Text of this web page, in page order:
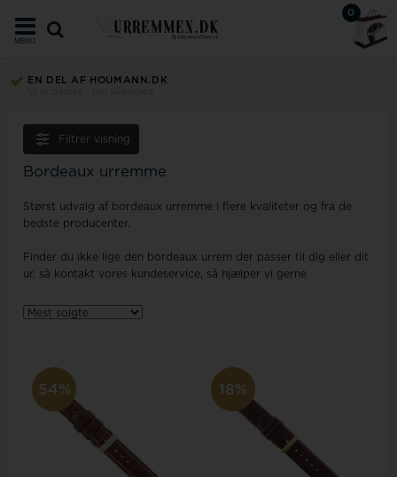
0
MENU
EN DEL AF HOUMANN.DK
Filtrer visning
Bordeaux urremme
Størst udvalg af bordeaux urremme i flere kvaliteter og fra de
bedste producenter.
Finder du ikke lige den bordeaux urrem der passer til dig eller dit
ur, så kontakt vores kundeservice, så hjælper vi gerne
54% 18%